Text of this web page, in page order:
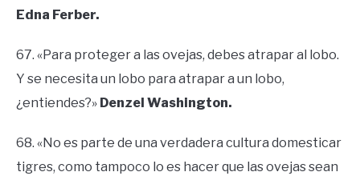
Edna Ferber.
67. «Para proteger a las ovejas, debes atrapar al lobo.
Y se necesita un lobo para atrapar a un lobo,
¿entiendes?» Denzel Washington.
68. «No es parte de una verdadera cultura domesticar
tigres, como tampoco lo es hacer que las ovejas sean